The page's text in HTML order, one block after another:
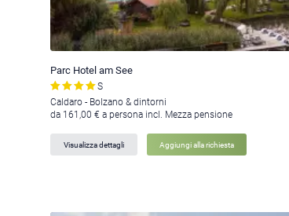
Parc Hotel am See
S
Caldaro - Bolzano & dintorni
da 161,00 € a persona incl. Mezza pensione
Visualizza dettagli Aggiungi alla richiesta